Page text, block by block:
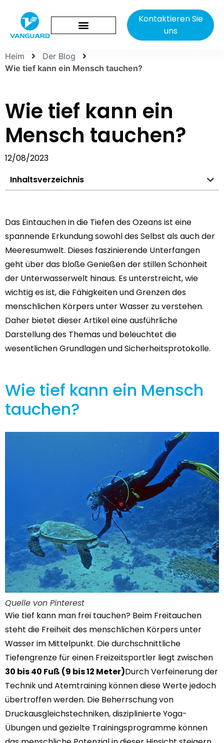
Kontaktieren Sie
uns
Heim
Der Blog
Wie tief kann ein Mensch tauchen?
Wie tief kann ein
Mensch tauchen?
12/08/2023
Inhaltsverzeichnis
Das Eintauchen in die Tiefen des Ozeans ist eine
spannende Erkundung sowohl des Selbst als auch der
Meeresumwelt. Dieses faszinierende Unterfangen
geht über das bloße Genießen der stillen Schönheit
der Unterwasserwelt hinaus. Es unterstreicht, wie
wichtig es ist, die Fähigkeiten und Grenzen des
menschlichen Körpers unter Wasser zu verstehen.
Daher bietet dieser Artikel eine ausführliche
Darstellung des Themas und beleuchtet die
wesentlichen Grundlagen und Sicherheitsprotokolle.
Wie tief kann ein Mensch
tauchen?
Quelle von Pinterest
Wie tief kann man frei tauchen? Beim Freitauchen
steht die Freiheit des menschlichen Körpers unter
Wasser im Mittelpunkt. Die durchschnittliche
Tiefengrenze für einen Freizeitsportler liegt zwischen
30 bis 40 Fuß (9 bis 12 Meter)Durch Verfeinerung der
Technik und Atemtraining können diese Werte jedoch
übertroffen werden. Die Beherrschung von
Druckausgleichstechniken, disziplinierte Yoga-
Übungen und gezielte Trainingsprogramme können